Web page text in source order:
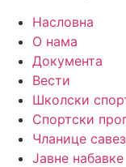
Насловна
О нама
Документа
Вести
Школски
Спортски
Чланице
Јавне набавке